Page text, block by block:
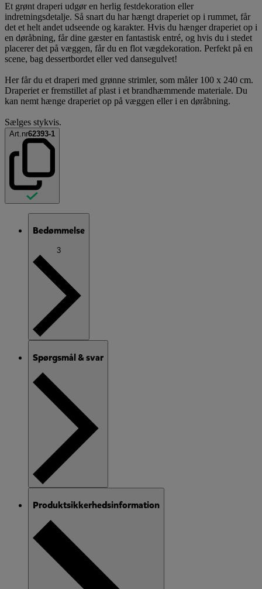
Et grønt draperi udgør en herlig festdekoration eller
indretningsdetalje. Så snart du har hængt draperiet op i rummet, får
det et helt andet udseende og karakter. Hvis du hænger draperiet op i
en døråbning, får dine gæster en fantastisk entré, og hvis du i stedet
placerer det på væggen, får du en flot vægdekoration. Perfekt på en
scene, bag dessertbordet eller ved dansegulvet!
Her får du et draperi med grønne strimler, som måler 100 x 240 cm.
Draperiet er fremstillet af plast i et brandhæmmende materiale. Du
kan nemt hænge draperiet op på væggen eller i en døråbning.
Sælges stykvis.
Art.nr62393-1
Bedømmelse
3
Spørgsmål & svar
Produktsikkerhedsinformation